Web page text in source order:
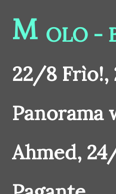
M OLO -
22/8 Frìo!,
Panorama
Ahmed,